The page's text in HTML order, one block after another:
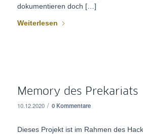
dokumentieren doch […]
Weiterlesen
Memory des Prekariats
10.12.2020 / 0 Kommentare
Dieses Projekt ist im Rahmen des